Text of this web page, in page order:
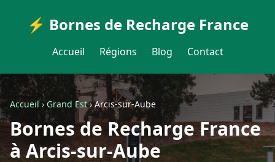
⚡ Bornes de Recharge France
Accueil Régions Blog Contact
Accueil›Grand Est›Arcis-sur-Aube
Bornes de Recharge France
à Arcis-sur-Aube